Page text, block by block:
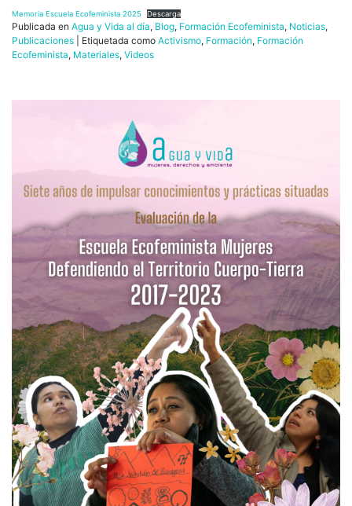
Memoria Escuela Ecofeminista 2025 Descarga
Publicada en Agua y Vida al día, Blog, Formación Ecofeminista, Noticias,
Publicaciones
Etiquetada como Activismo, Formación, Formación
Ecofeminista, Materiales, Videos